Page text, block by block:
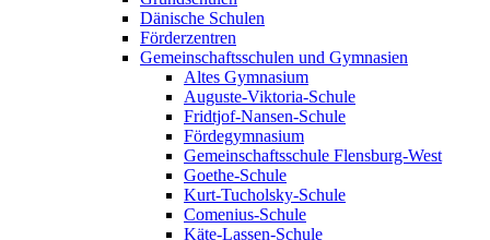
Dänische Schulen
Förderzentren
Gemeinschaftsschulen und Gymnasien
Altes Gymnasium
Auguste-Viktoria-Schule
Fridtjof-Nansen-Schule
Fördegymnasium
Gemeinschaftsschule Flensburg-West
Goethe-Schule
Kurt-Tucholsky-Schule
Comenius-Schule
Käte-Lassen-Schule